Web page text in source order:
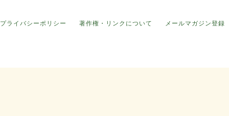
プライバシーポリシー 著作権・リンクについて メールマガジン登録